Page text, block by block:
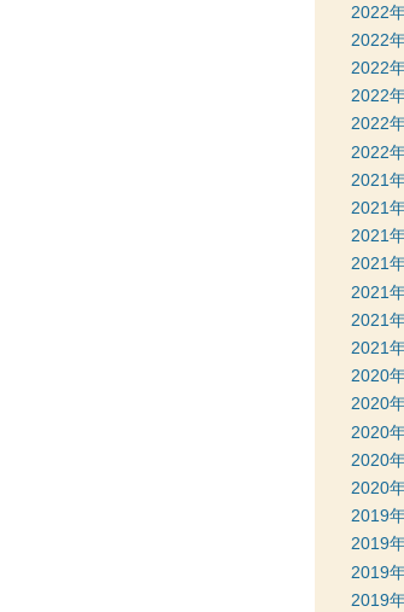
2022
2022
2022
2022
2022
2022
2021
2021
2021
2021
2021
2021
2021
2020
2020
2020
2020
2020
2019
2019
2019
2019